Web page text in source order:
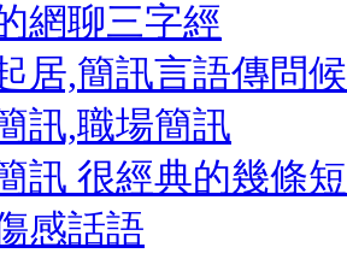
網聊三字經
居,簡訊言語傳問候
訊,職場簡訊
訊 很經典的幾條
感話語